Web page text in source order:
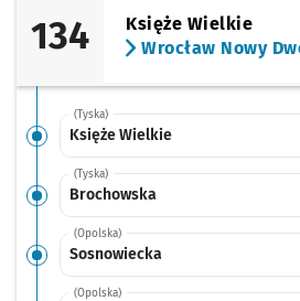
134
Księże Wielkie
Wrocław Nowy
(Tyska)
Księże Wielkie
(Tyska)
Brochowska
(Opolska)
Sosnowiecka
(Opolska)